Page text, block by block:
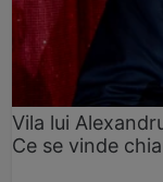
Vila lui
Ce se vinde